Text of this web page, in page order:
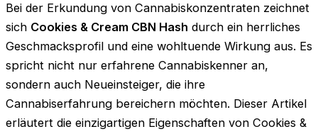
Bei der Erkundung von Cannabiskonzentraten zeichnet
sich Cookies & Cream CBN Hash durch ein herrliches
Geschmacksprofil und eine wohltuende Wirkung aus. Es
spricht nicht nur erfahrene Cannabiskenner an,
sondern auch Neueinsteiger, die ihre
Cannabiserfahrung bereichern möchten. Dieser Artikel
erläutert die einzigartigen Eigenschaften von Cookies &